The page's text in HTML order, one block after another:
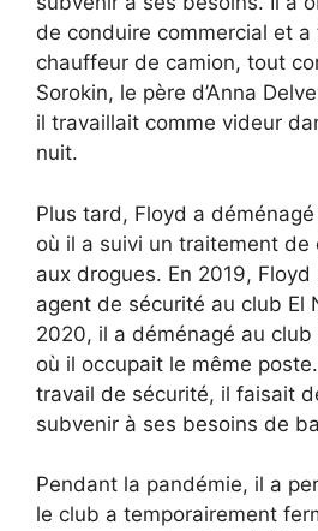
de conduire commercial et a
chauffeur de camion, tout
Sorokin, le père d’Anna
il travaillait comme videur
nuit.
Plus tard, Floyd a
où il a suivi un traitement de
aux drogues. En 2019,
agent de sécurité au club El
2020, il a déménagé au
où il occupait le même
travail de sécurité, il faisait
subvenir à ses besoins de
Pendant la pandémie, il a
le club a temporairement